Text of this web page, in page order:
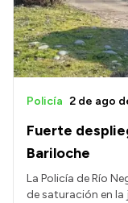
Fuerte
Bariloche
Policía 2 de ago
La Policía de Río
de saturación en